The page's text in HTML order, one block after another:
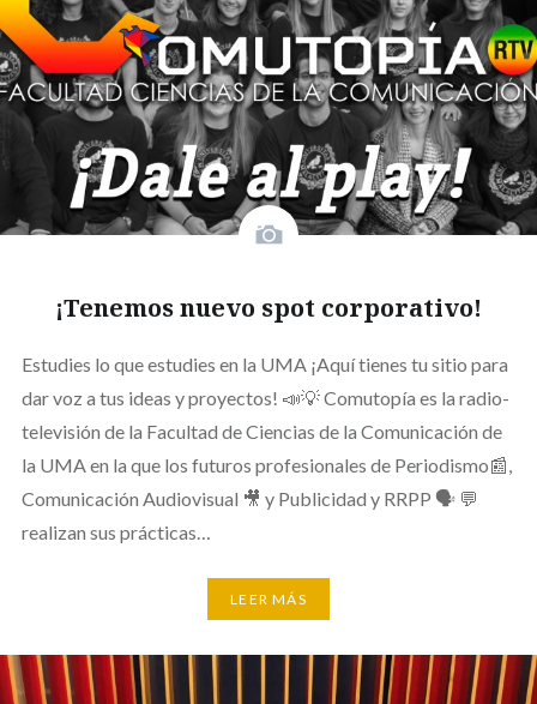
¡Tenemos nuevo spot corporativo!
Estudies lo que estudies en la UMA ¡Aquí tienes tu sitio para
dar voz a tus ideas y proyectos! 📣💡 Comutopía es la radio-
televisión de la Facultad de Ciencias de la Comunicación de
la UMA en la que los futuros profesionales de Periodismo📰,
Comunicación Audiovisual 🎥 y Publicidad y RRPP 🗣️ 💬
realizan sus prácticas…
LEER MÁS